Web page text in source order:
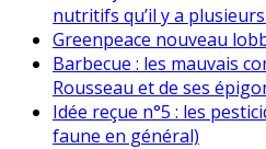
nutritifs qu’il y a
Greenpeace nouveau
Barbecue : les mauvais
Rousseau et de ses
Idée reçue n°5 : les
faune en général)